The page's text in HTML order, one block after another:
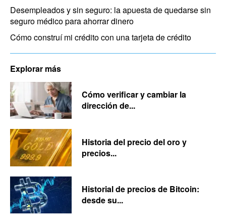
Desempleados y sin seguro: la apuesta de quedarse sin
seguro médico para ahorrar dinero
Cómo construí mi crédito con una tarjeta de crédito
Explorar más
Cómo verificar y cambiar la
dirección de...
Historia del precio del oro y
precios...
Historial de precios de Bitcoin:
desde su...